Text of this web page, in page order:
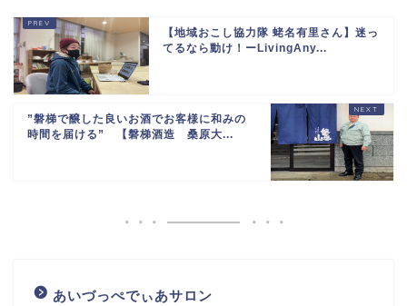
【地域おこし協力隊 蛯名有里さん】迷っ
てるなら動け！ーLivingAny...
”磐梯で醸した良いお酒でお客様に和みの
時間を届ける” 【磐梯酒造 桑原大...
あいづっぺでぃあサロン